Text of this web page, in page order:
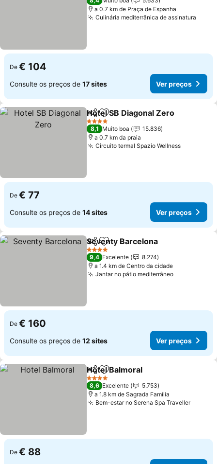
a 0.7 km de Praça de Espanha
Culinária mediterrânica de assinatura
De € 104
Consulte os preços de 17 sites Ver preços
PartilharAdicionar aos favoritos
Hotel SB Diagonal Zero
4 Estrelas
8,1 Muito boa
15.836
a 0.7 km da praia
Circuito termal Spazio Wellness
De € 77
Consulte os preços de 14 sites Ver preços
PartilharAdicionar aos favoritos
Seventy Barcelona
4 Estrelas
9,4 Excelente
8.274
a 1.4 km de Centro da cidade
Jantar no pátio mediterrâneo
De € 160
Consulte os preços de 12 sites Ver preços
PartilharAdicionar aos favoritos
Hotel Balmoral
4 Estrelas
8,6 Excelente
5.753
a 1.8 km de Sagrada Família
Bem-estar no Serena Spa Traveller
De € 88